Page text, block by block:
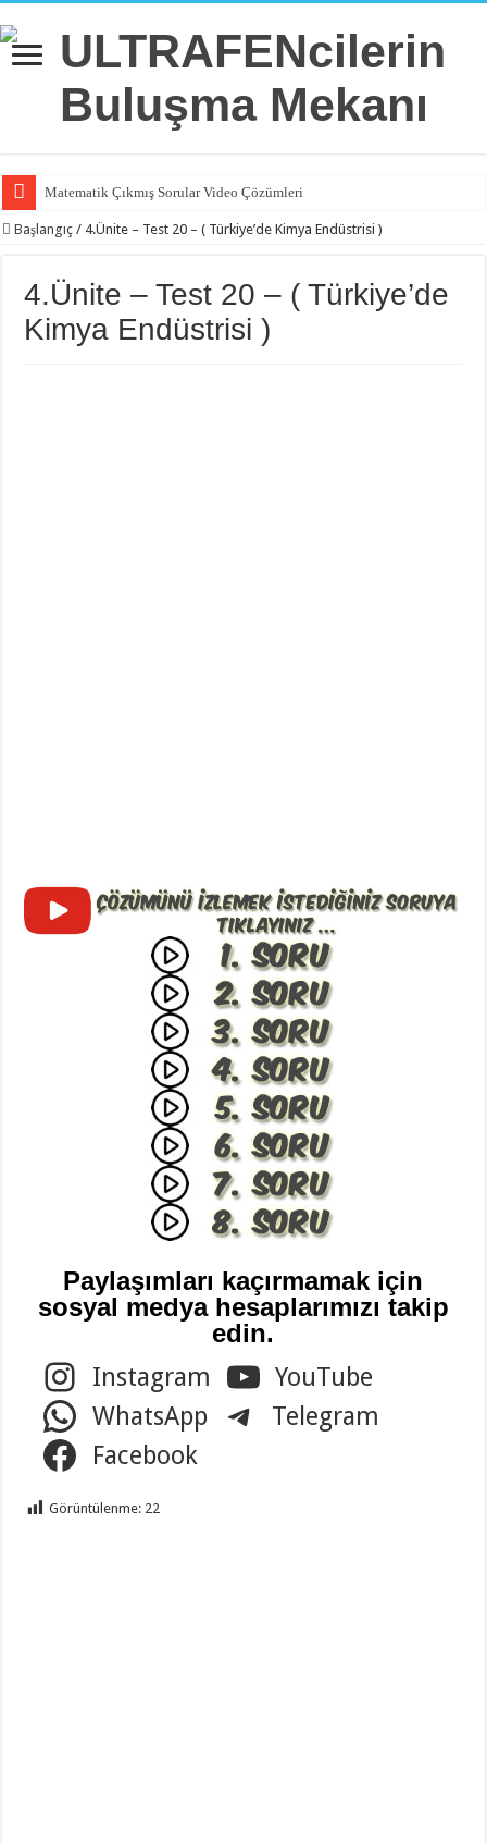
Matematik Çıkmış Sorular Video Çözümleri
Başlangıç / 4.Ünite – Test 20 – ( Türkiye’de Kimya Endüstrisi )
4.Ünite – Test 20 – ( Türkiye’de
Kimya Endüstrisi )
Paylaşımları kaçırmamak için
sosyal medya hesaplarımızı takip
edin.
Instagram
YouTube
WhatsApp
Telegram
Facebook
Görüntülenme: 22